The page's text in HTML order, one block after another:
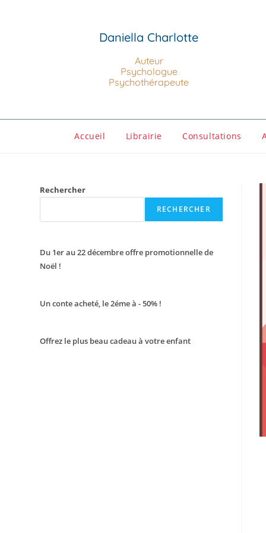
Daniella Charlotte
Auteur
Psychologue
Psychothérapeute
Accueil Librairie Consultations
Rechercher
RECHERCHER
Du 1er au 22 décembre offre promotionnelle de
Noël !
Un conte acheté, le 2éme à - 50% !
Offrez le plus beau cadeau à votre enfant